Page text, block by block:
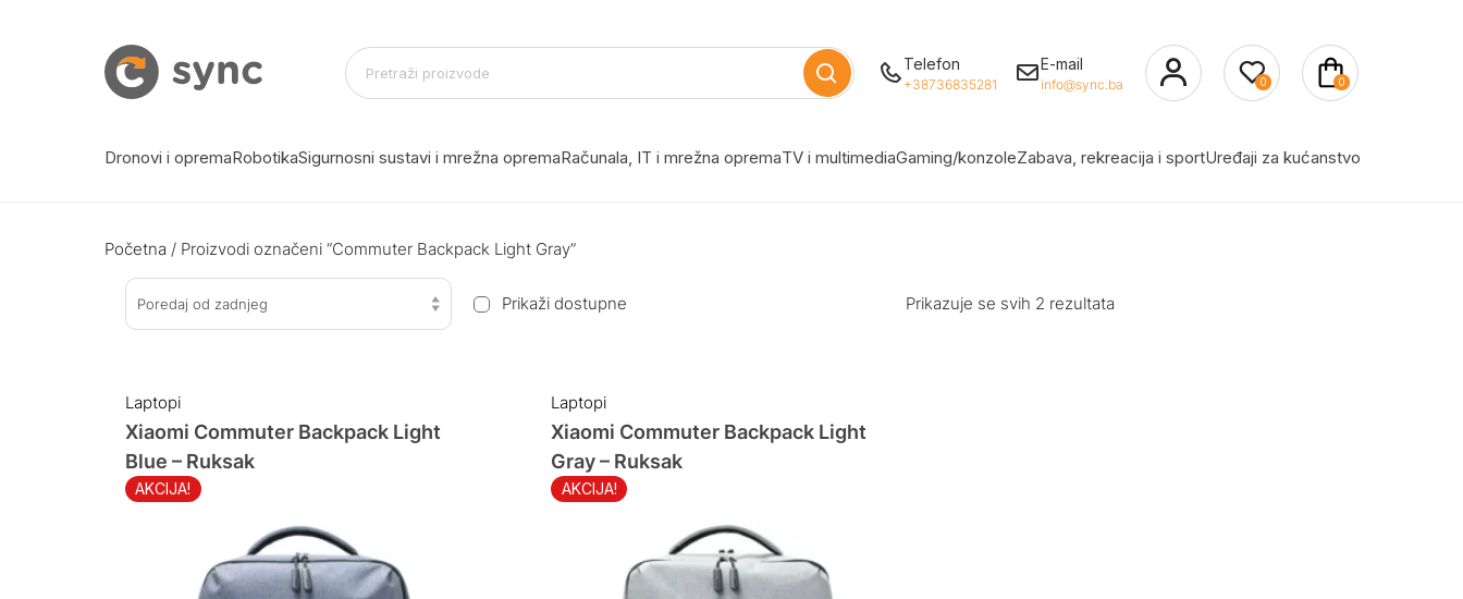
Telefon
+38736835281
E-mail
info@sync.ba 0 0
Dronovi i opremaRobotikaSigurnosni sustavi i mrežna opremaRačunala, IT i mrežna opremaTV i multimediaGaming/konzoleZabava, rekreacija i sportUređaji za kućanstvo
Početna / Proizvodi označeni “Commuter Backpack Light Gray”
Poredaj od zadnjeg Prikaži dostupne Prikazuje se svih 2 rezultata
Laptopi
AKCIJA!
Xiaomi Commuter Backpack Light
Blue – Ruksak
Laptopi
AKCIJA!
Xiaomi Commuter Backpack Light
Gray – Ruksak